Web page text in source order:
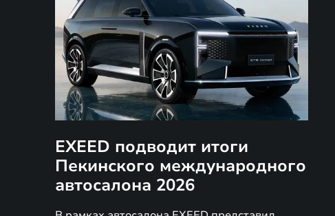
EXEED подводит итоги
Пекинского международного
автосалона 2026